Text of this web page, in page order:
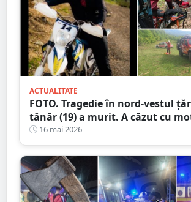
ACTUALITATE
FOTO. Tragedie în nord-vestul
tânăr (19) a murit. A căzut cu
prăpastie
16 mai 2026